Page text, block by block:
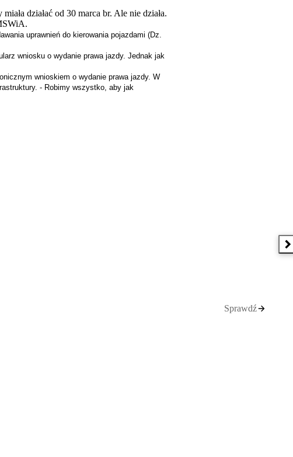
działać od 30 marca br. Ale nie działa.
uprawnień do kierowania pojazdami (Dz.
wniosku o wydanie prawa jazdy. Jednak jak
wnioskiem o wydanie prawa jazdy. W
- Robimy wszystko, aby jak
Sprawdź